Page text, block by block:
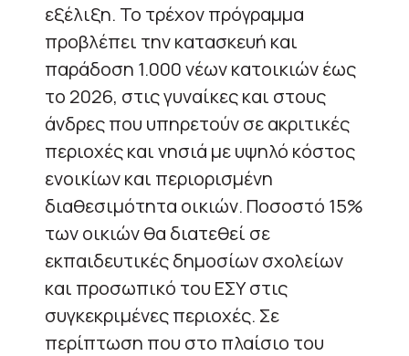
εξέλιξη. Το τρέχον πρόγραμμα
προβλέπει την κατασκευή και
παράδοση 1.000 νέων κατοικιών έως
το 2026, στις γυναίκες και στους
άνδρες που υπηρετούν σε ακριτικές
περιοχές και νησιά με υψηλό κόστος
ενοικίων και περιορισμένη
διαθεσιμότητα οικιών. Ποσοστό 15%
των οικιών θα διατεθεί σε
εκπαιδευτικές δημοσίων σχολείων
και προσωπικό του ΕΣΥ στις
συγκεκριμένες περιοχές. Σε
περίπτωση που στο πλαίσιο του